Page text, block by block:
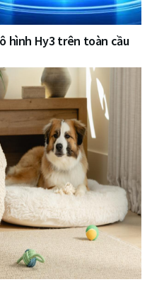
hình Hy3 trên toàn cầu